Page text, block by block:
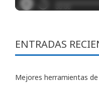
ENTRADAS
Mejores herramientas